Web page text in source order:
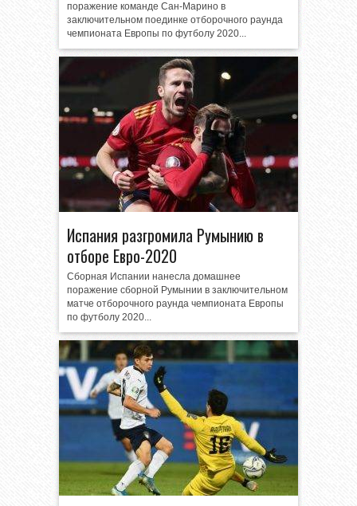
поражение команде Сан-Марино в
заключительном поединке отборочного раунда
чемпионата Европы по футболу 2020...
Испания разгромила Румынию в
отборе Евро-2020
Сборная Испании нанесла домашнее
поражение сборной Румынии в заключительном
матче отборочного раунда чемпионата Европы
по футболу 2020...